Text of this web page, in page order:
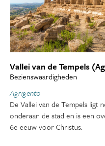
Vallei van de Tempels
Bezienswaardigheden
Agrigento
De Vallei van de Tempels ligt
onderaan de stad en is een
6e eeuw voor Christus.